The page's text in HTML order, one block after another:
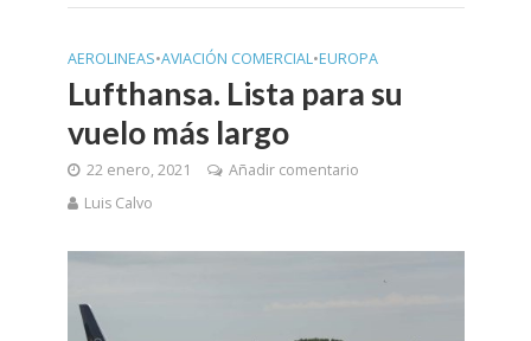
AEROLINEAS•AVIACIÓN COMERCIAL•EUROPA
Lufthansa. Lista para su
vuelo más largo
22 enero, 2021
Añadir comentario
Luis Calvo